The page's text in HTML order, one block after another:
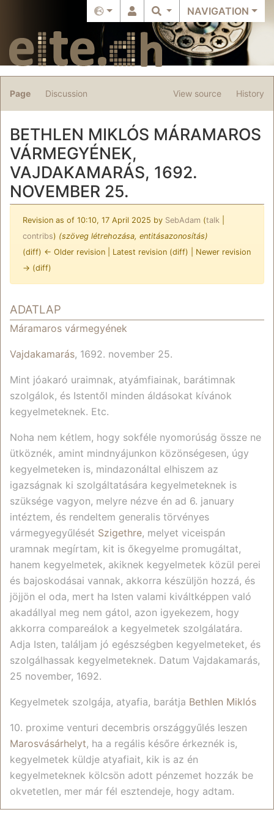
NAVIGATION
Page Discussion View source History
BETHLEN MIKLÓS MÁRAMAROS
VÁRMEGYÉNEK,
VAJDAKAMARÁS, 1692.
NOVEMBER 25.
Revision as of 10:10, 17 April 2025 by SebAdam (talk
contribs) (szöveg létrehozása, entitásazonosítás)
(diff) ← Older revision | Latest revision (diff) | Newer revision
→ (diff)
ADATLAP
Máramaros vármegyének
Vajdakamarás, 1692. november 25.
Mint jóakaró uraimnak, atyámfiainak, barátimnak
szolgálok, és Istentől minden áldásokat kívánok
kegyelmeteknek. Etc.
Noha nem kétlem, hogy sokféle nyomorúság össze ne
ütköznék, amint mindnyájunkon közönségesen, úgy
kegyelmeteken is, mindazonáltal elhiszem az
igazságnak ki szolgáltatására kegyelmeteknek is
szüksége vagyon, melyre nézve én ad 6. january
intéztem, és rendeltem generalis törvényes
vármegyegyűlését Szigethre, melyet viceispán
uramnak megírtam, kit is őkegyelme promugáltat,
hanem kegyelmetek, akiknek kegyelmetek közül perei
és bajoskodásai vannak, akkorra készüljön hozzá, és
jöjjön el oda, mert ha Isten valami kiváltképpen való
akadállyal meg nem gátol, azon igyekezem, hogy
akkorra compareálok a kegyelmetek szolgálatára.
Adja Isten, találjam jó egészségben kegyelmeteket, és
szolgálhassak kegyelmeteknek. Datum Vajdakamarás,
25 november, 1692.
Kegyelmetek szolgája, atyafia, barátja Bethlen Miklós
10. proxime venturi decembris országgyűlés leszen
Marosvásárhelyt, ha a regális későre érkeznék is,
kegyelmetek küldje atyafiait, kik is az én
kegyelmeteknek kölcsön adott pénzemet hozzák be
okvetetlen, mer már fél esztendeje, hogy adtam.